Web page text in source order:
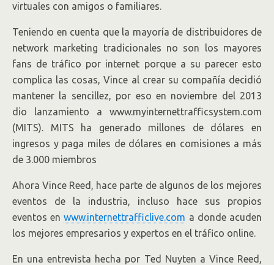
virtuales con amigos o familiares.
Teniendo en cuenta que la mayoría de distribuidores de
network marketing tradicionales no son los mayores
fans de tráfico por internet porque a su parecer esto
complica las cosas, Vince al crear su compañía decidió
mantener la sencillez, por eso en noviembre del 2013
dio lanzamiento a www.myinternettrafficsystem.com
(MITS). MITS ha generado millones de dólares en
ingresos y paga miles de dólares en comisiones a más
de 3.000 miembros
Ahora Vince Reed, hace parte de algunos de los mejores
eventos de la industria, incluso hace sus propios
eventos enwww.internettrafficlive.com a donde acuden
los mejores empresarios y expertos en el tráfico online.
En una entrevista hecha por Ted Nuyten a Vince Reed,